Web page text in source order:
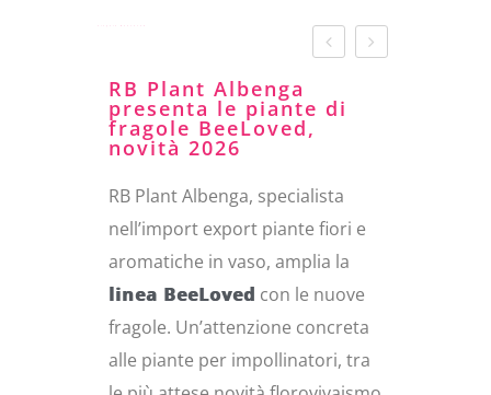
RB Plant Albenga
presenta le piante di
fragole BeeLoved,
novità 2026
RB Plant Albenga, specialista
nell’import export piante fiori e
aromatiche in vaso, amplia la
linea BeeLoved con le nuove
fragole. Un’attenzione concreta
alle piante per impollinatori, tra